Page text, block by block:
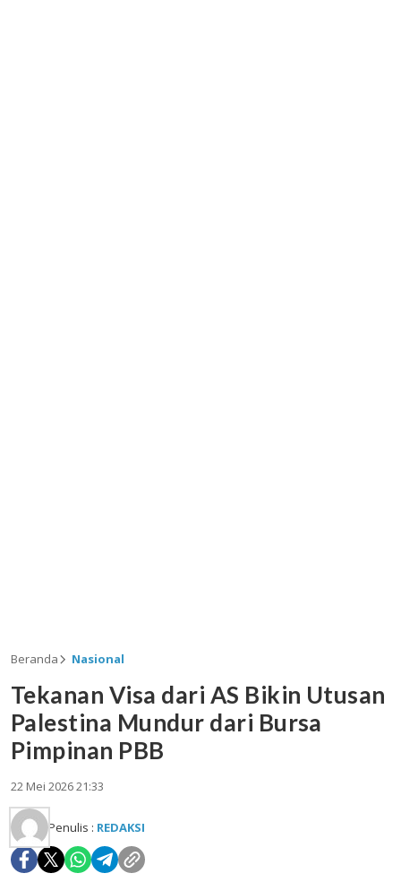
Beranda Nasional
Tekanan Visa dari AS Bikin Utusan
Palestina Mundur dari Bursa
Pimpinan PBB
22 Mei 2026 21:33
Penulis : REDAKSI